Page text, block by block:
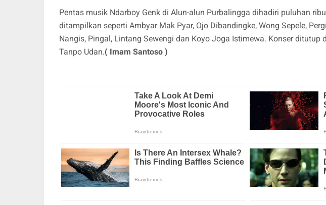
Pentas musik Ndarboy Genk di Alun-alun Purbalingga dihadiri puluhan
ditampilkan seperti Ambyar Mak Pyar, Ojo Dibandingke, Wong Sepele,
Nangis, Pingal, Lintang Sewengi dan Koyo Joga Istimewa. Konser ditutup
Tanpo Udan.( Imam Santoso )